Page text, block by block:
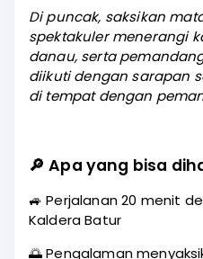
Di puncak, saksikan
spektakuler menerangi
danau, serta
diikuti dengan sarapan
di tempat dengan
🔎Apa yang bisa
🚙 Perjalanan 20 menit
Kaldera Batur
🌅 Pengalaman